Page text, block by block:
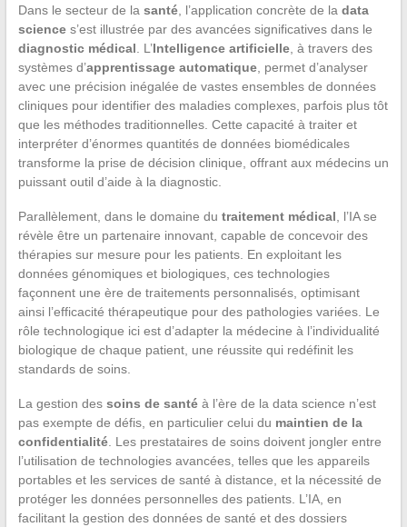
Dans le secteur de la santé, l’application concrète de la data
sciences’est illustrée par des avancées significatives dans le
diagnostic médical . L’Intelligence artificielle, à travers des
systèmes d’apprentissage automatique, permet d’analyser
avec une précision inégalée de vastes ensembles de données
cliniques pour identifier des maladies complexes, parfois plus tôt
que les méthodes traditionnelles. Cette capacité à traiter et
interpréter d’énormes quantités de données biomédicales
transforme la prise de décision clinique, offrant aux médecins un
puissant outil d’aide à la diagnostic.
Parallèlement, dans le domaine du traitement médical , l’IA se
révèle être un partenaire innovant, capable de concevoir des
thérapies sur mesure pour les patients. En exploitant les
données génomiques et biologiques, ces technologies
façonnent une ère de traitements personnalisés, optimisant
ainsi l’efficacité thérapeutique pour des pathologies variées. Le
rôle technologique ici est d’adapter la médecine à l’individualité
biologique de chaque patient, une réussite qui redéfinit les
standards de soins.
La gestion des soins de santéà l’ère de la data science n’est
pas exempte de défis, en particulier celui du maintien de la
confidentialité. Les prestataires de soins doivent jongler entre
l’utilisation de technologies avancées, telles que les appareils
portables et les services de santé à distance, et la nécessité de
protéger les données personnelles des patients. L’IA, en
facilitant la gestion des données de santé et des dossiers